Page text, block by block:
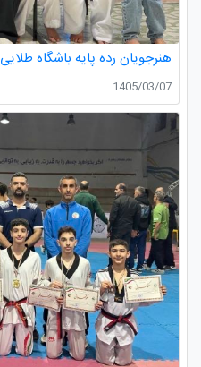
هنرجویان رده پایه باشگاه طلایی
1405/03/07